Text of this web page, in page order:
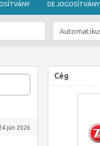
DE JOGOSÍTVÁNY
jún 2026
Cég